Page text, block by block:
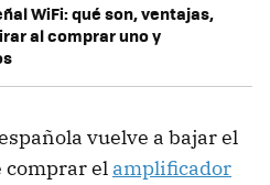
WiFi: qué son, ventajas,
al comprar uno y
vuelve a bajar el
comprar el amplificador